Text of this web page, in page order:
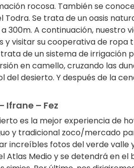
rocosa. También se
Se trata de un oasis
300m. A continuación, nuestro
visitar su cooperativa de
de un sistema de irrigación
en camello, cruzando las
desierto. Y después de la
Ifrane – Fez
es la mejor experiencia de
y tradicional zoco/mercado
increíbles fotos del verde
Medio y se detendrá en el